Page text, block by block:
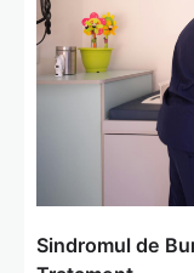
Sindromul de